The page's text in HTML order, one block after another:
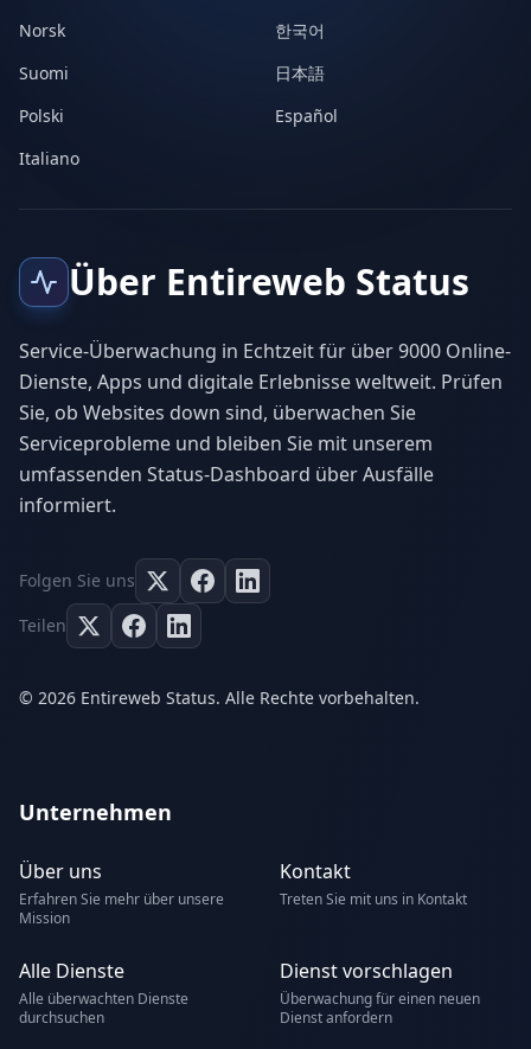
Norsk
한국어
Suomi
日本語
Polski
Español
Italiano
Über Entireweb Status
Service-Überwachung in Echtzeit für über 9000 Online-
Dienste, Apps und digitale Erlebnisse weltweit. Prüfen
Sie, ob Websites down sind, überwachen Sie
Serviceprobleme und bleiben Sie mit unserem
umfassenden Status-Dashboard über Ausfälle
informiert.
Folgen Sie uns
Teilen
© 2026 Entireweb Status. Alle Rechte vorbehalten.
Unternehmen
Über uns
Erfahren Sie mehr über unsere
Mission
Kontakt
Treten Sie mit uns in Kontakt
Alle Dienste
Alle überwachten Dienste
durchsuchen
Dienst vorschlagen
Überwachung für einen neuen
Dienst anfordern